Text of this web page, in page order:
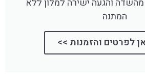
מהשדה והגעה ישירה למלון ללא
המתנה
לפרטים והזמנות >>